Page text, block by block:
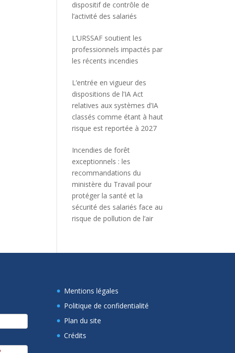
dispositif de contrôle de
l’activité des salariés
L’URSSAF soutient les
professionnels impactés par
les récents incendies
L’entrée en vigueur des
dispositions de l’IA Act
relatives aux systèmes d’IA
classés comme étant à haut
risque est reportée à 2027
Incendies de forêt
exceptionnels : les
recommandations du
ministère du Travail pour
protéger la santé et la
sécurité des salariés face au
risque de pollution de l’air
Mentions légales
Politique de confidentialité
Plan du site
Crédits